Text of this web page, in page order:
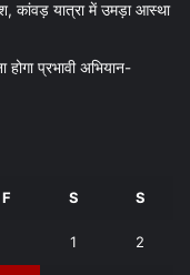
कांवड़ यात्रा में उमड़ा आस्था
प्रभावी अभियान-
F S S
1 2